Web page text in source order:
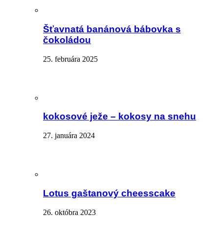
Šťavnatá banánová bábovka s
čokoládou
25. februára 2025
kokosové ježe – kokosy na snehu
27. januára 2024
Lotus gaštanový cheesscake
26. októbra 2023